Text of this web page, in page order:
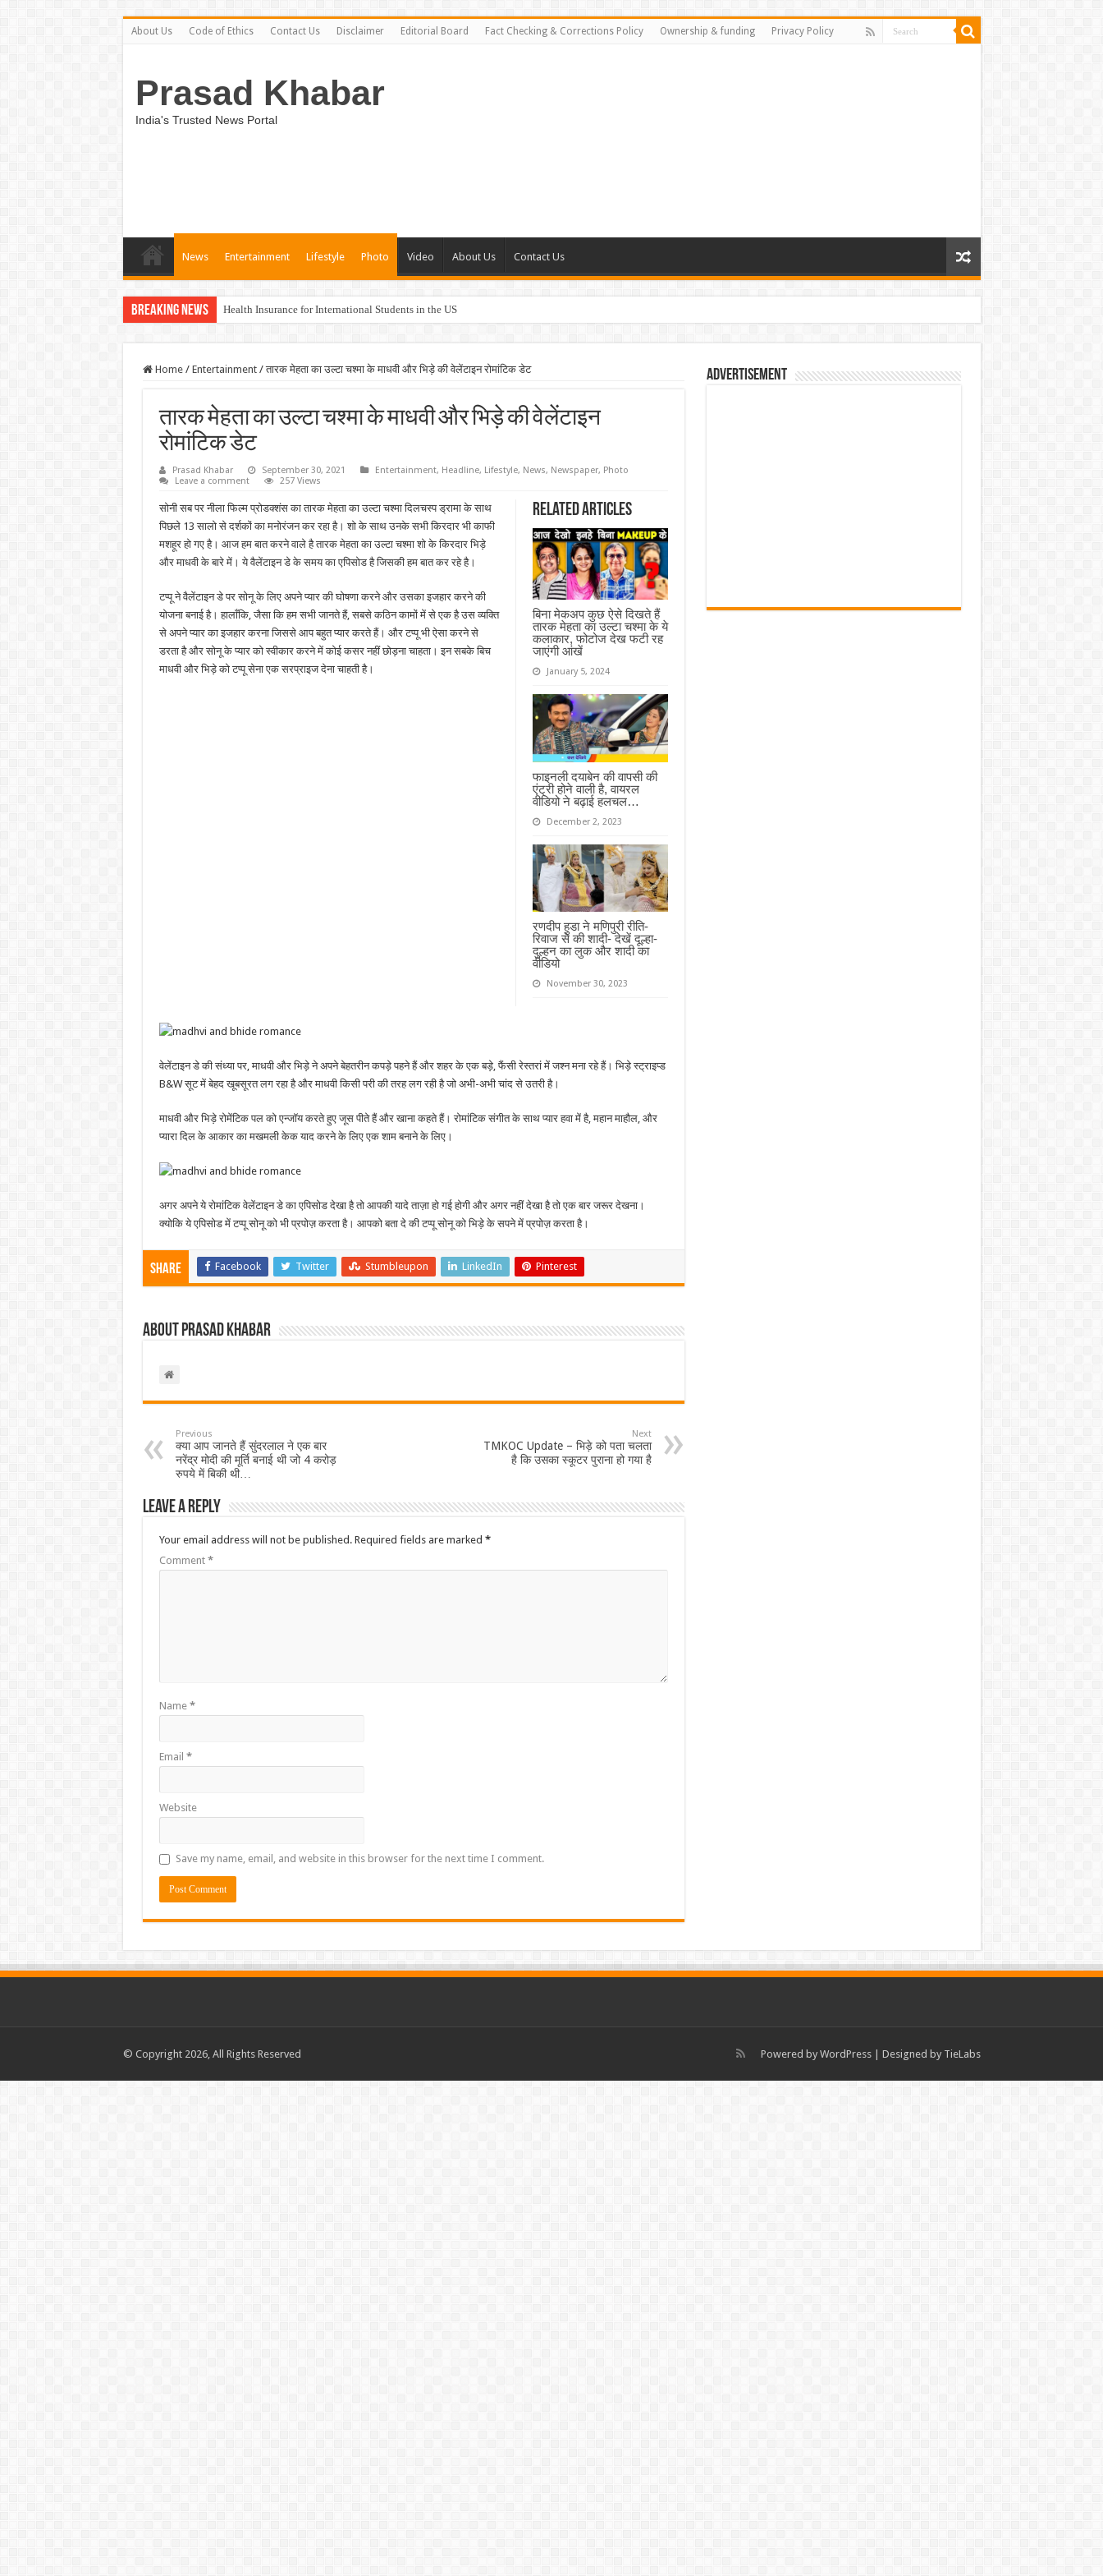
About Us Code of Ethics Contact Us Disclaimer Editorial Board Fact Checking & Corrections Policy Ownership & funding Privacy Policy
Prasad Khabar
India's Trusted News Portal
News Entertainment Lifestyle Photo Video About Us Contact Us
Breaking News Health Insurance for International Students in the US
Unveiling the Best Medical Insurance Plans in the US
Home / Entertainment / तारक मेहता का उल्टा चश्मा के माधवी और भिड़े की वेलेंटाइन रोमांटिक डेट
तारक मेहता का उल्टा चश्मा के माधवी और भिड़े की वेलेंटाइन
रोमांटिक डेट
Prasad Khabar September 30, 2021 Entertainment, Headline, Lifestyle, News, Newspaper, Photo
Leave a comment
257 Views
Related Articles
बिना मेकअप कुछ ऐसे दिखते हैं
तारक मेहता का उल्टा चश्मा के ये
कलाकार, फोटोज देख फटी रह
जाएंगी आंखें
January 5, 2024
फाइनली दयाबेन की वापसी की
एंट्री होने वाली है, वायरल
वीडियो ने बढ़ाई हलचल…
December 2, 2023
रणदीप हुडा ने मणिपुरी रीति-
रिवाज से की शादी- देखें दूल्हा-
दुल्हन का लुक और शादी का
वीडियो
November 30, 2023
सोनी सब पर नीला फिल्म प्रोडक्शंस का तारक मेहता का उल्टा चश्मा दिलचस्प ड्रामा के साथ
पिछले 13 सालो से दर्शकों का मनोरंजन कर रहा है। शो के साथ उनके सभी किरदार भी काफी
मशहूर हो गए है। आज हम बात करने वाले है तारक मेहता का उल्टा चश्मा शो के किरदार भिड़े
और माधवी के बारे में। ये वैलेंटाइन डे के समय का एपिसोड है जिसकी हम बात कर रहे है।
टप्पू ने वैलेंटाइन डे पर सोनू के लिए अपने प्यार की घोषणा करने और उसका इजहार करने की
योजना बनाई है। हालाँकि, जैसा कि हम सभी जानते हैं, सबसे कठिन कामों में से एक है उस व्यक्ति
से अपने प्यार का इजहार करना जिससे आप बहुत प्यार करते हैं। और टप्पू भी ऐसा करने से
डरता है और सोनू के प्यार को स्वीकार करने में कोई कसर नहीं छोड़ना चाहता। इन सबके बिच
माधवी और भिड़े को टप्पू सेना एक सरप्राइज देना चाहती है।
वेलेंटाइन डे की संध्या पर, माधवी और भिड़े ने अपने बेहतरीन कपड़े पहने हैं और शहर के एक बड़े, फैंसी रेस्तरां में जश्न मना रहे हैं। भिड़े स्ट्राइप्ड
B&W सूट में बेहद खूबसूरत लग रहा है और माधवी किसी परी की तरह लग रही है जो अभी-अभी चांद से उतरी है।
माधवी और भिड़े रोमेंटिक पल को एन्जॉय करते हुए जूस पीते हैं और खाना कहते हैं। रोमांटिक संगीत के साथ प्यार हवा में है, महान माहौल, और
प्यारा दिल के आकार का मखमली केक याद करने के लिए एक शाम बनाने के लिए।
अगर अपने ये रोमांटिक वेलेंटाइन डे का एपिसोड देखा है तो आपकी यादे ताज़ा हो गई होगी और अगर नहीं देखा है तो एक बार जरूर देखना।
क्योकि ये एपिसोड में टप्पू सोनू को भी प्रपोज़ करता है। आपको बता दे की टप्पू सोनू को भिड़े के सपने में प्रपोज़ करता है।
Share Facebook Twitter Stumbleupon LinkedIn Pinterest
About Prasad Khabar
Previous
क्या आप जानते हैं सुंदरलाल ने एक बार
नरेंद्र मोदी की मूर्ति बनाई थी जो 4 करोड़
रुपये में बिकी थी…
Next
TMKOC Update – भिड़े को पता चलता
है कि उसका स्कूटर पुराना हो गया है
Leave a Reply
Your email address will not be published. Required fields are marked *
Comment *
Name *
Email *
Website
Save my name, email, and website in this browser for the next time I comment.
Advertisement
Powered by WordPress| Designed by TieLabs
© Copyright 2026, All Rights Reserved